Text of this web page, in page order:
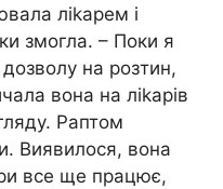
ліkарем і
змогла. – Поки я
на розтин,
вона на ліkарів
Раптом
Виявилося, вона
все ще працює,